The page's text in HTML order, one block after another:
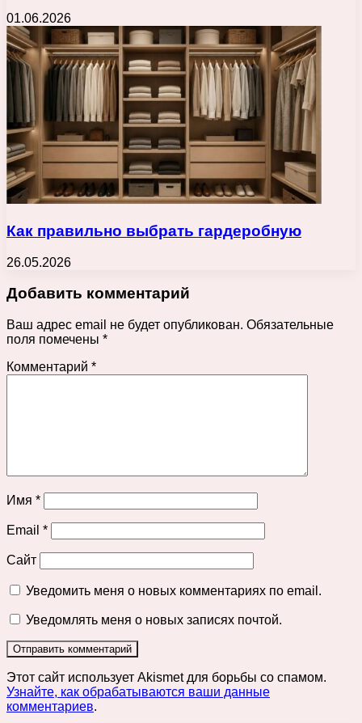
01.06.2026
Как правильно выбрать гардеробную
26.05.2026
Добавить комментарий
Ваш адрес email не будет опубликован. Обязательные
поля помечены *
Комментарий *
Имя *
Email *
Сайт
Уведомить меня о новых комментариях по email.
Уведомлять меня о новых записях почтой.
Этот сайт использует Akismet для борьбы со спамом.
Узнайте, как обрабатываются ваши данные
комментариев.